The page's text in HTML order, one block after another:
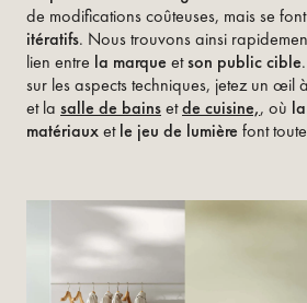
de modifications coûteuses, mais se
itératifs. Nous trouvons ainsi
lien entre la marque etson public cible
sur les aspects techniques, jetez un œil
et la salle de bainsetde cuisine,, où
matériauxetle jeu de lumière font